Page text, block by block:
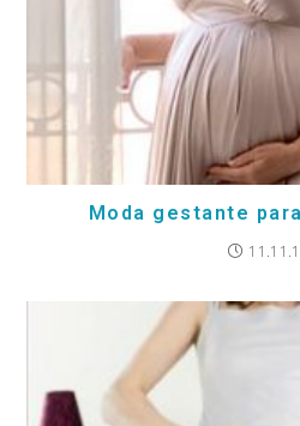
Moda gestante